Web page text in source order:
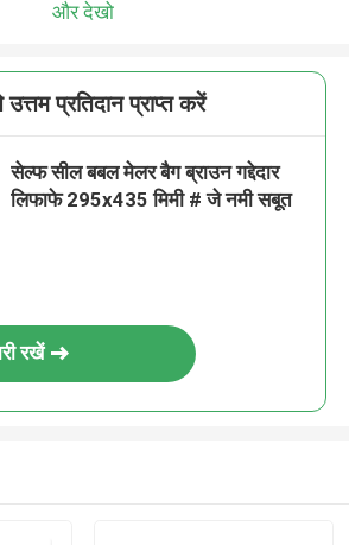
और देखो
प्रतिदान प्राप्त करें
सेल्फ सील बबल मेलर बैग ब्राउन गद्देदार
लिफाफे 295x435 मिमी # जे नमी सबूत
रखें